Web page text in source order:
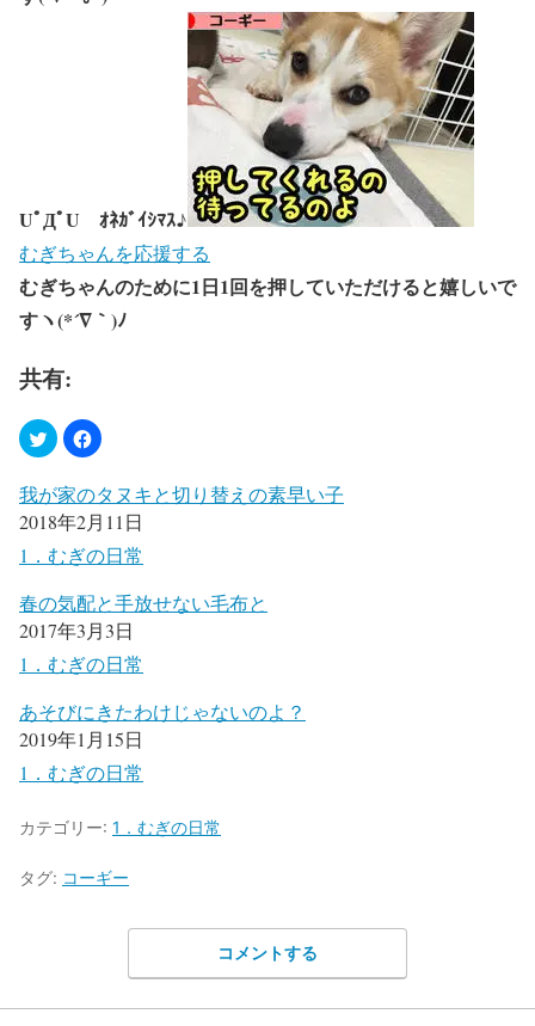
UﾟДﾟU ｵﾈｶﾞｲｼﾏｽ♪
むぎちゃんを応援する
むぎちゃんのために1日1回を押していただけると嬉しいで
すヽ(*´∇｀)ﾉ
共有:
我が家のタヌキと切り替えの素早い子
2018年2月11日
1．むぎの日常
春の気配と手放せない毛布と
2017年3月3日
1．むぎの日常
あそびにきたわけじゃないのよ？
2019年1月15日
1．むぎの日常
カテゴリー: 1．むぎの日常
タグ: コーギー
コメントする